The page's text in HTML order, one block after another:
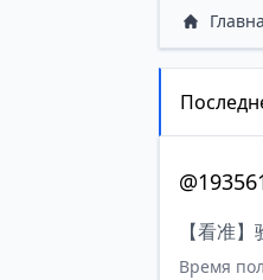
【看准
Время